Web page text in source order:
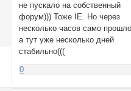
не пускало на собственный
форум))) Тоже IE. Но через
несколько часов само
а тут уже несколько дней
стабильно(((
0